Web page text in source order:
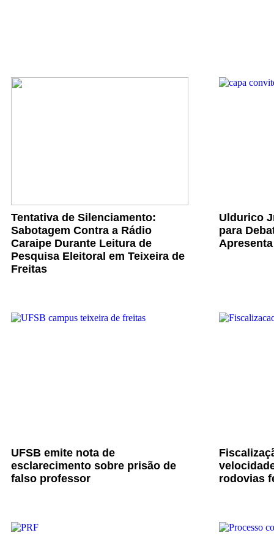
Tentativa de Silenciamento:
Sabotagem Contra a Rádio
Caraipe Durante Leitura de
Pesquisa Eleitoral em Teixeira de
Freitas
Uldurico
para
UFSB emite nota de
esclarecimento sobre prisão de
falso professor
rodovias